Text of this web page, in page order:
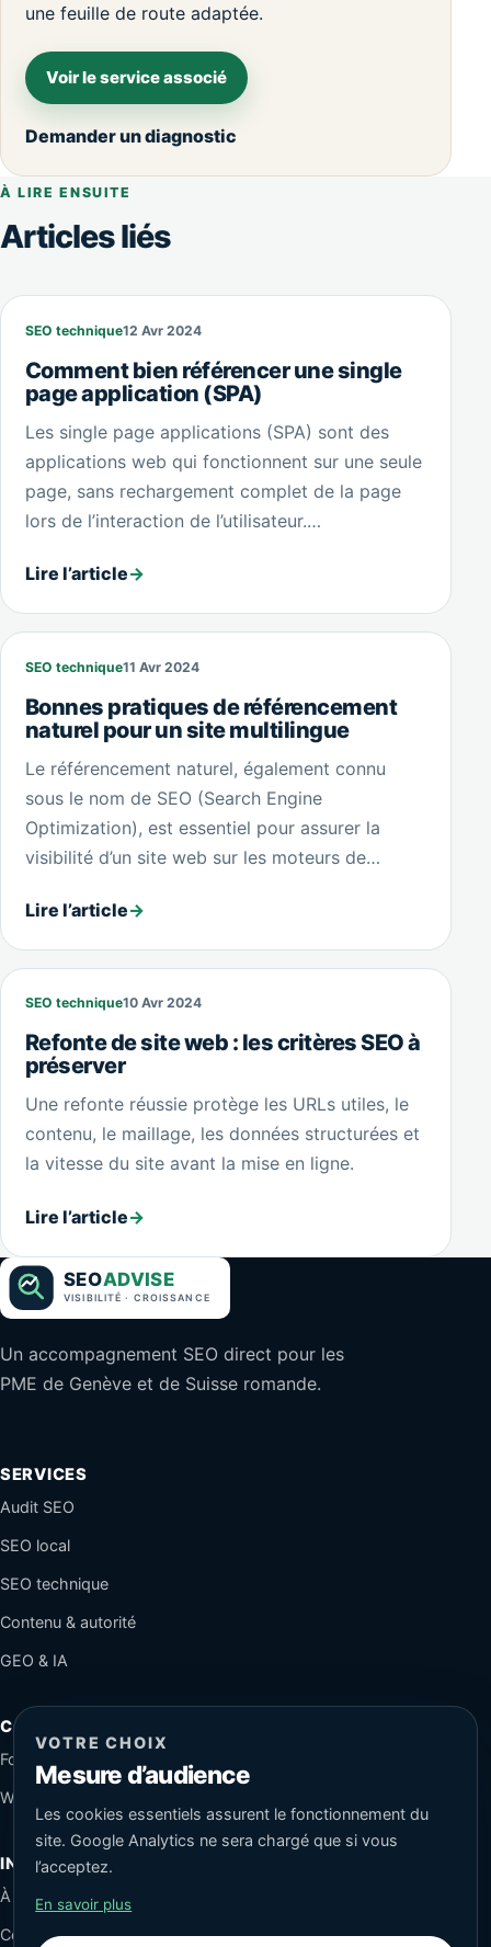
une feuille de route adaptée.
Voir le service associé
Demander un diagnostic
À LIRE ENSUITE
Articles liés
SEO technique12 Avr 2024
Comment bien référencer une single
page application (SPA)
Les single page applications (SPA) sont des
applications web qui fonctionnent sur une seule
page, sans rechargement complet de la page
lors de l’interaction de l’utilisateur.…
Lire l’article→
SEO technique11 Avr 2024
Bonnes pratiques de référencement
naturel pour un site multilingue
Le référencement naturel, également connu
sous le nom de SEO (Search Engine
Optimization), est essentiel pour assurer la
visibilité d’un site web sur les moteurs de…
Lire l’article→
SEO technique10 Avr 2024
Refonte de site web : les critères SEO à
préserver
Une refonte réussie protège les URLs utiles, le
contenu, le maillage, les données structurées et
la vitesse du site avant la mise en ligne.
Lire l’article→
Un accompagnement SEO direct pour les
PME de Genève et de Suisse romande.
SERVICES
Audit SEO
SEO local
SEO technique
Contenu & autorité
GEO & IA
CONTACT
Formulaire sécurisé
WhatsApp
INFORMATIONS
À propos
Conseils SEO
VOTRE CHOIX
Mesure d’audience
Les cookies essentiels assurent le fonctionnement du
site. Google Analytics ne sera chargé que si vous
l’acceptez.
En savoir plus